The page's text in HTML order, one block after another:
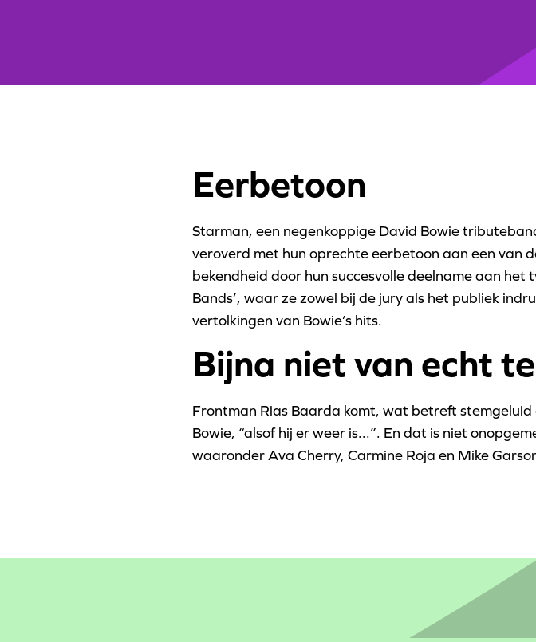
Eerbetoon
Starman, een negenkoppige David Bowie
veroverd met hun oprechte eerbetoon aan een van
bekendheid door hun succesvolle deelname aan
Bands’, waar ze zowel bij de jury als het publiek
vertolkingen van Bowie’s hits.
Bijna niet van echt
Frontman Rias Baarda komt, wat betreft
Bowie, “alsof hij er weer is...”. En dat is niet
waaronder Ava Cherry, Carmine Roja en Mike